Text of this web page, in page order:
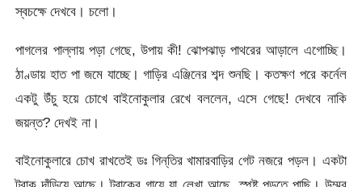
স্বচক্ষে দেখবে। চলো।
পাগলের পাল্লায় পড়া গেছে, উপায় কী! ঝোপঝাড় পাথরের আড়ালে এগোচ্ছি।
ঠাণ্ডায় হাত পা জমে যাচ্ছে। গাড়ির এঞ্জিনের শব্দ শুনছি। কতক্ষণ পরে কর্নেল
একটু উঁচু হয়ে চোখে বাইনোকুলার রেখে বললেন, এসে গেছে! দেখবে নাকি
জয়ন্ত? দেখই না।
বাইনোকুলারে চোখ রাখতেই ডঃ গিন্‌তির খামারবাড়ির গেট নজরে পড়ল। একটা